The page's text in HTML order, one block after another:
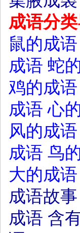
成语分类
鼠的成语
成语 蛇
鸡的成语
成语 心
风的成语
成语 鸟
大的成语
成语故事
成语 含